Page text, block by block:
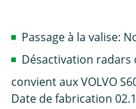
Passage à la valise:
Désactivation radars
convient aux VOLVO
Date de fabrication